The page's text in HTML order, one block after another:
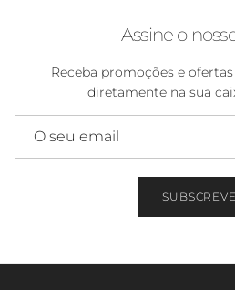
Assine o
Receba promoções e
diretamente na sua